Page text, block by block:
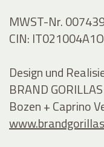
MWST-Nr.
CIN:
Design und
BRAND
Bozen + Caprino